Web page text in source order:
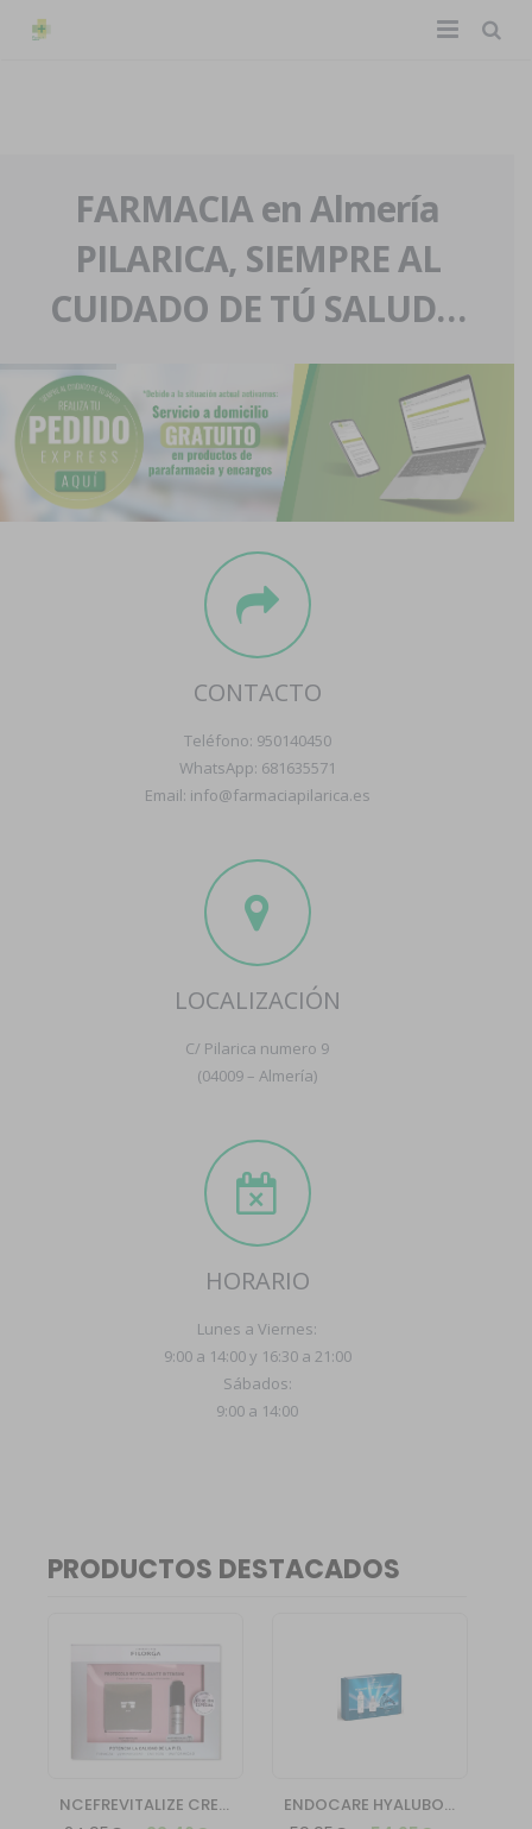
La farmacia
Nuestra historia
Nuestro equipo
Eventos
Servicios y reservas
Pedidos express
Blog
Contacto
Boletín
FARMACIA en Almería
PILARICA, SIEMPRE AL
CUIDADO DE TÚ SALUD…
CONTACTO
Teléfono: 950140450
WhatsApp: 681635571
Email: info@farmaciapilarica.es
LOCALIZACIÓN
C/ Pilarica numero 9
(04009 – Almería)
HORARIO
Lunes a Viernes:
9:00 a 14:00 y 16:30 a 21:00
Sábados:
9:00 a 14:00